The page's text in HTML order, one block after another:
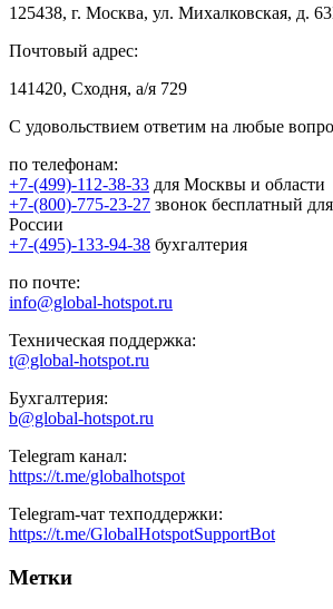
125438, г. Москва, ул. Михалковская, д.
Почтовый адрес:
141420, Сходня, а/я 729
С удовольствием ответим на любые
по телефонам:
+7-(499)-112-38-33 для Москвы и области
+7-(800)-775-23-27 звонок бесплатный
России
+7-(495)-133-94-38 бухгалтерия
по почте:
info@global-hotspot.ru
Техническая поддержка:
t@global-hotspot.ru
Бухгалтерия:
b@global-hotspot.ru
Telegram канал:
https://t.me/globalhotspot
Telegram-чат техподдержки:
https://t.me/GlobalHotspotSupportBot
Метки